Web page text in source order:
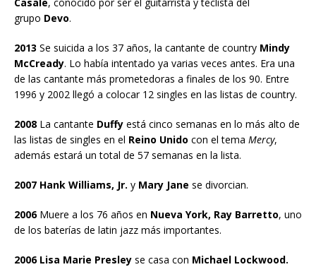
grupo Devo.
2013 Se suicida a los 37 años, la cantante de country Mindy
McCready. Lo había intentado ya varias veces antes. Era una
de las cantante más prometedoras a finales de los 90. Entre
1996 y 2002 llegó a colocar 12 singles en las listas de country.
2008 La cantante Duffy está cinco semanas en lo más alto de
las listas de singles en el Reino Unido con el tema Mercy,
además estará un total de 57 semanas en la lista.
2007 Hank Williams, Jr. y Mary Jane se divorcian.
2006Muere a los 76 años en Nueva York, Ray Barretto, uno
de los baterías de latin jazz más importantes.
2006 Lisa Marie Presley se casa con Michael Lockwood.